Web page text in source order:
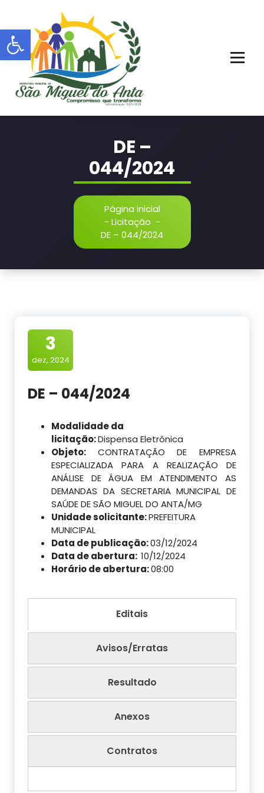
Barra de Ferramentas Aberta
o
conteúdo
DE –
044/2024
Página inicial
- Licitação -
DE – 044/2024
3
dez, 2024
DE – 044/2024
Modalidade da
licitação:Dispensa Eletrônica
Objeto: CONTRATAÇÃO DE EMPRESA
ESPECIALIZADA PARA A REALIZAÇÃO DE
ANÁLISE DE ÁGUA EM ATENDIMENTO AS
DEMANDAS DA SECRETARIA MUNICIPAL DE
SAÚDE DE SÃO MIGUEL DO ANTA/MG
Unidade solicitante:PREFEITURA
MUNICIPAL
Data de publicação:03/12/2024
Data de abertura: 10/12/2024
Horário de abertura:08:00
Editais
Avisos/Erratas
Resultado
Anexos
Contratos